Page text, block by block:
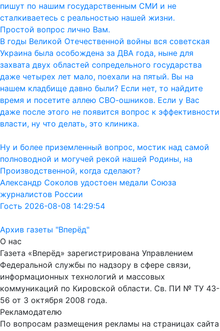
пишут по нашим государственным СМИ и не
сталкиваетесь с реальностью нашей жизни.
Простой вопрос лично Вам.
В годы Великой Отечественной войны вся советская
Украина была особождена за ДВА года, ныне для
захвата двух областей сопредельного государства
даже четырех лет мало, поехали на пятый. Вы на
нашем кладбище давно были? Если нет, то найдите
время и посетите аллею СВО-ошников. Если у Вас
даже после этого не появится вопрос к эффективности
власти, ну что делать, это клиника.
Ну и более приземленный вопрос, мостик над самой
полноводной и могучей рекой нашей Родины, на
Производственной, когда сделают?
Александр Соколов удостоен медали Союза
журналистов России
Гость 2026-08-08 14:29:54
Архив газеты "Вперёд"
О нас
Газета «Вперёд» зарегистрирована Управлением
Федеральной службы по надзору в сфере связи,
информационных технологий и массовых
коммуникаций по Кировской области. Св. ПИ № ТУ 43-
56 от 3 октября 2008 года.
Рекламодателю
По вопросам размещения рекламы на страницах сайта